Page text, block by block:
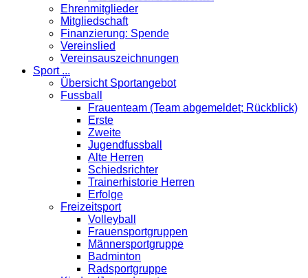
Ehrenmitglieder
Mitgliedschaft
Finanzierung: Spende
Vereinslied
Vereinsauszeichnungen
Sport ...
Übersicht Sportangebot
Fussball
Frauenteam (Team abgemeldet; Rückblick)
Erste
Zweite
Jugendfussball
Alte Herren
Schiedsrichter
Trainerhistorie Herren
Erfolge
Freizeitsport
Volleyball
Frauensportgruppen
Männersportgruppe
Badminton
Radsportgruppe